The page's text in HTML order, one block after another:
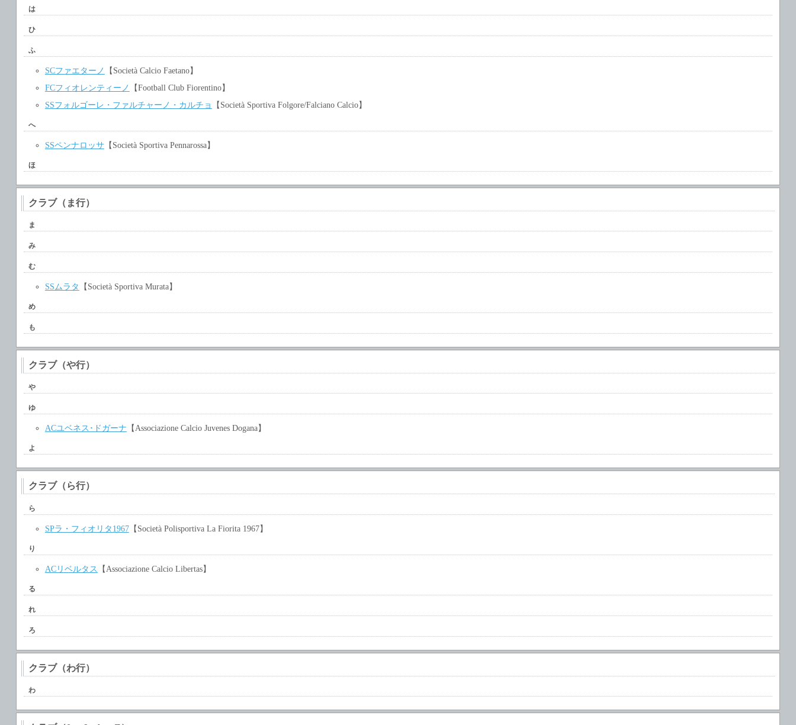
は
ひ
ふ
SCファエターノ
【Società Calcio Faetano】
FCフィオレンティーノ
【Football Club Fiorentino】
SSフォルゴーレ・ファルチャーノ・カルチョ
【Società Sportiva Folgore/Falciano Calcio】
へ
SSペンナロッサ【Società Sportiva Pennarossa】
ほ
クラブ（ま行）
ま
み
む
SSムラタ 【Società Sportiva Murata】
め
も
クラブ（や行）
や
ゆ
ACユベネス･ドガーナ 【Associazione Calcio Juvenes Dogana】
よ
クラブ（ら行）
ら
SPラ・フィオリタ1967【Società Polisportiva La Fiorita 1967】
り
ACリベルタス 【Associazione Calcio Libertas】
る
れ
ろ
クラブ（わ行）
わ